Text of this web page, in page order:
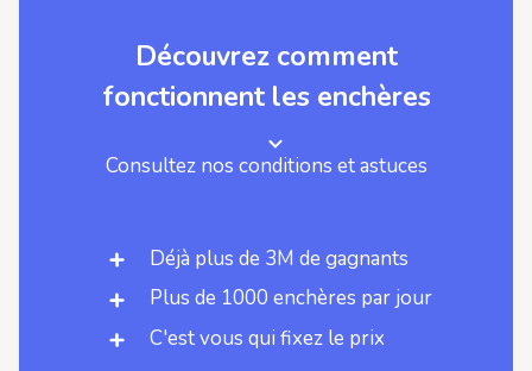
Découvrez comment
fonctionnent les enchères
Consultez nos conditions et astuces
Déjà plus de 3M de gagnants
Plus de 1000 enchères par jour
C'est vous qui fixez le prix